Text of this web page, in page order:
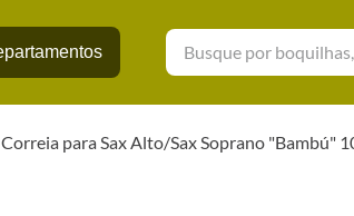
Busque por boquilhas,
Correia para Sax Alto/Sax Soprano "Bambú"